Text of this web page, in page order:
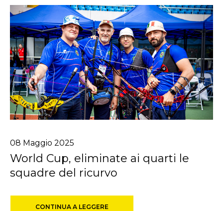
08 Maggio 2025
World Cup, eliminate ai quarti le
squadre del ricurvo
CONTINUA A LEGGERE